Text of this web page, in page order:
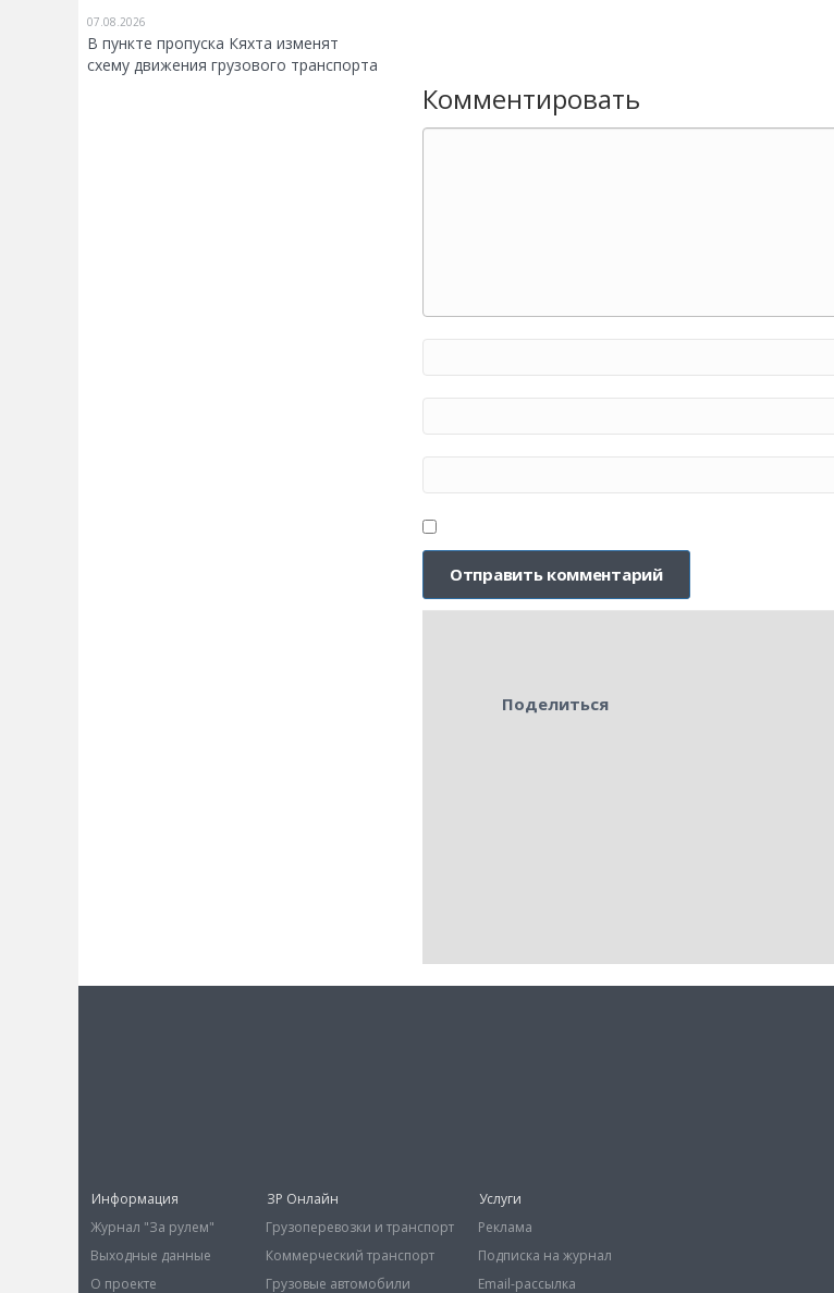
07.08.2026
В пункте пропуска Кяхта изменят
схему движения грузового транспорта
Комментировать
Поделиться
Информация
Журнал "За рулем"
Выходные данные
О проекте
ЗР Онлайн
Грузоперевозки и транспорт
Коммерческий транспорт
Грузовые автомобили
Услуги
Реклама
Подписка на журнал
Email-рассылка